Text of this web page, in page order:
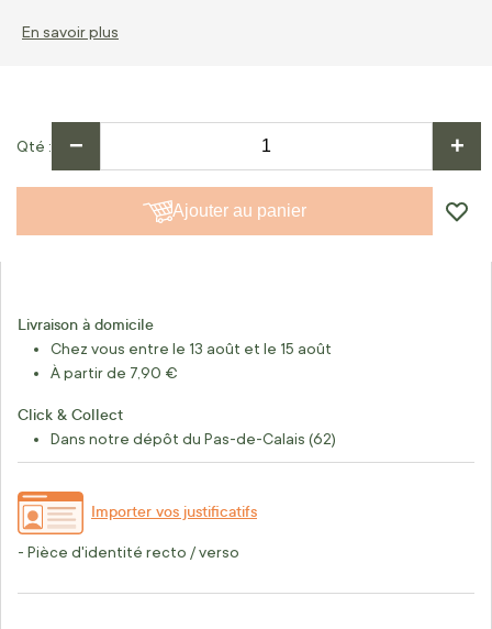
En savoir plus
Qté − +
Ajouter au panier
Livraison à domicile
Chez vous entre le 13 août et le 15 août
À partir de 7,90 €
Click & Collect
Dans notre dépôt du Pas-de-Calais (62)
Importer vos justificatifs
- Pièce d'identité recto / verso